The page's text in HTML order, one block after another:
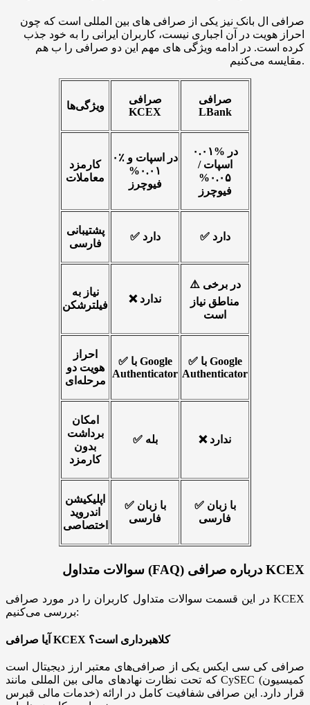
صرافی ال بانک نیز یکی از صرافی های بین المللی است که چون
احراز هویت در آن اجباری نیست، کاربران ایرانی را به خود جذب
کرده است. در ادامه ویژگی های مهم این دو صرافی را ب هم
مقایسه می‌کنیم.
ویژگی‌ها
صرافی
KCEX
صرافی
LBank
کارمزد
معاملات
۰٪ در اسپات و
۰.۰۱%
فیوچرز
۰.۰۱% در
اسپات /
۰.۰۵%
فیوچرز
پشتیبانی
فارسی
✅ دارد ✅ دارد
نیاز به
فیلترشکن
❌ ندارد
⚠️ در برخی
مناطق نیاز
است
احراز
هویت دو
مرحله‌ای
✅ با Google
Authenticator
✅ با Google
Authenticator
امکان
برداشت
بدون
کارمزد
✅ بله ❌ ندارد
اپلیکیشن
اندروید
اختصاصی
✅ با زبان
فارسی
✅ با زبان
فارسی
سوالات متداول (FAQ) درباره صرافی KCEX
در این قسمت سوالات متداول کاربران را در مورد صرافی KCEX
بررسی می‌کنیم:
آیا صرافی KCEX کلاهبرداری است؟
صرافی کی سی ایکس یکی از صرافی‌های معتبر ارز دیجیتال است
که تحت نظارت نهادهای مالی بین المللی مانند CySEC (کمیسیون
خدمات مالی قبرس) قرار دارد. این صرافی شفافیت کامل در ارائه